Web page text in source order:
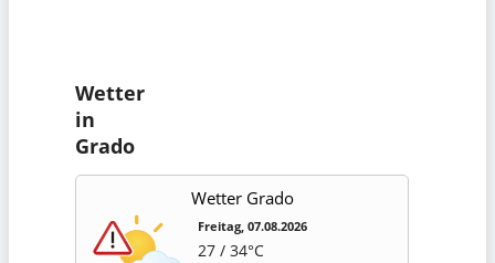
Wetter
in
Grado
Wetter Grado
Freitag, 07.08.2026
27 / 34°C